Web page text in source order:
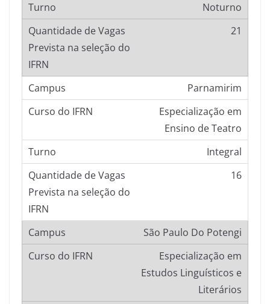
Noturno
21
Parnamirim
Especialização em
Ensino de Teatro
Integral
16
São Paulo Do Potengi
Especialização em
Estudos Linguísticos e
Literários